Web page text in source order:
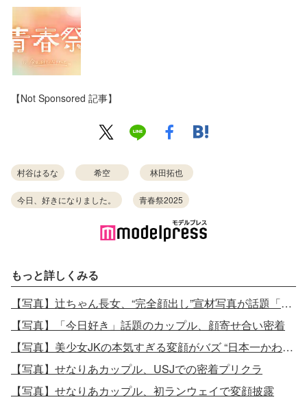
【Not Sponsored 記事】
村谷はるな 希空 林田拓也
今日、好きになりました。 青春祭2025
もっと詳しくみる
【写真】辻ちゃん長女、“完全顔出し”宣材写真が話題「そっくり」「遺伝子最強」
【写真】「今日好き」話題のカップル、顔寄せ合い密着
【写真】美少女JKの本気すぎる変顔がバズ “日本一かわいい高校生”りあが話題沸騰
【写真】せなりあカップル、USJでの密着プリクラ
【写真】せなりあカップル、初ランウェイで変顔披露